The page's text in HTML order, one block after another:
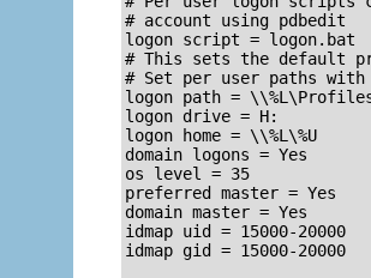
# account using pdbedit
logon script = logon.bat
# This sets the default
# Set per user paths with
logon path =
logon drive = H:
logon home = \\%L\%U
domain logons = Yes
os level = 35
preferred master = Yes
domain master = Yes
idmap uid = 15000-20000
idmap gid = 15000-20000